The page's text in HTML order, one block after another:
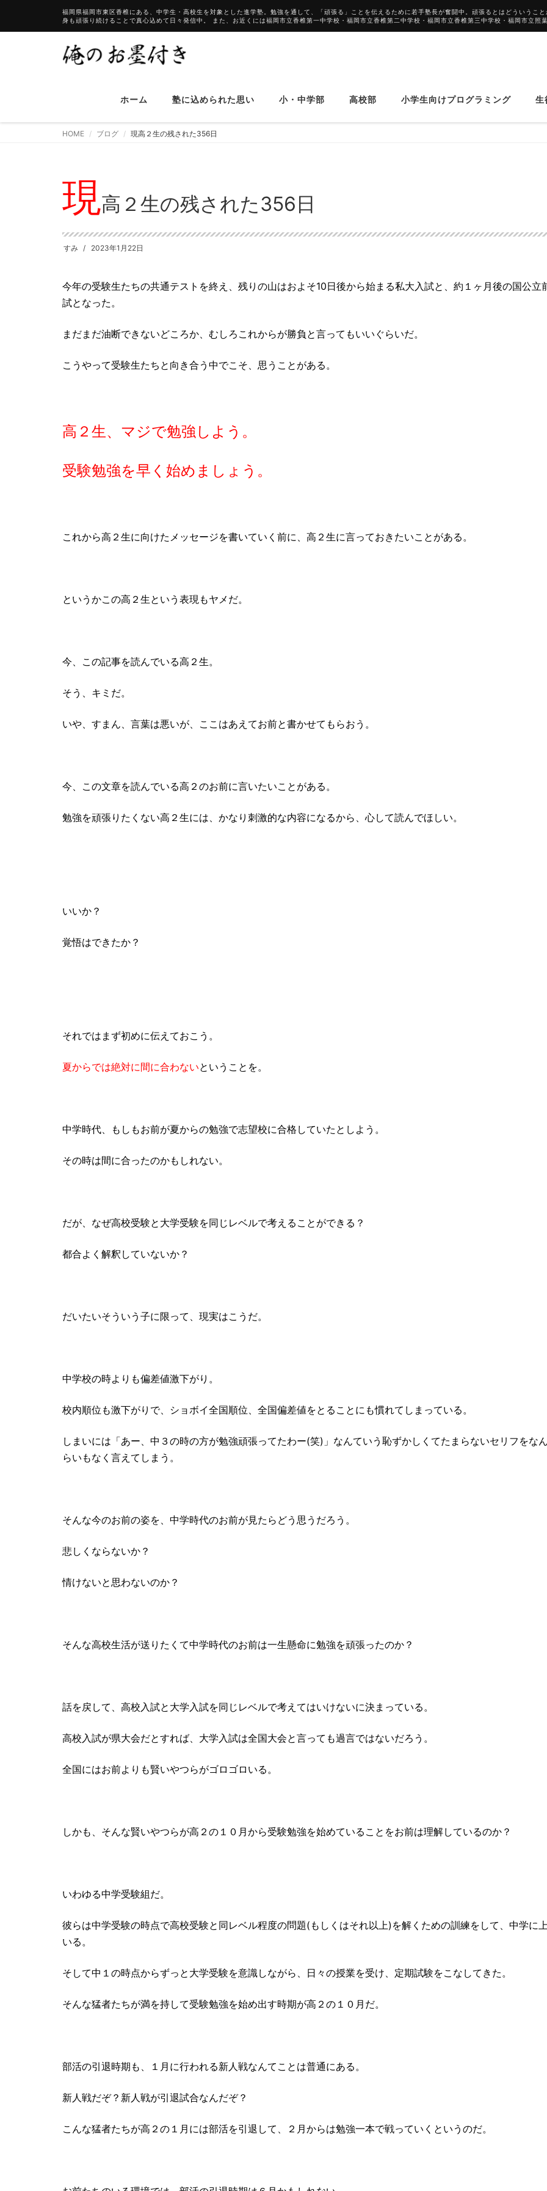
福岡県福岡市東区香椎にある、中学生・高校生を対象とした進学塾。勉強を通して、「頑張る」ことを伝えるために若手塾長が奮闘中。頑張るとはどういうこ
身も頑張り続けることで真心込めて日々発信中。 また、お近くには福岡市立香椎第一中学校・福岡市立香椎第二中学校・福岡市立香椎第三中学校・福岡市立
ホーム 塾に込められた思い 小・中学部 高校部 小学生向けプログラミング 生
HOME ブログ 現高２生の残された356日
現高２生の残された356日
すみ 2023年1月22日
今年の受験生たちの共通テストを終え、残りの山はおよそ10日後から始まる私大入試と、約１ヶ月後の国公立
試となった。
まだまだ油断できないどころか、むしろこれからが勝負と言ってもいいぐらいだ。
こうやって受験生たちと向き合う中でこそ、思うことがある。
高２生、マジで勉強しよう。
受験勉強を早く始めましょう。
これから高２生に向けたメッセージを書いていく前に、高２生に言っておきたいことがある。
というかこの高２生という表現もヤメだ。
今、この記事を読んでいる高２生。
そう、キミだ。
いや、すまん、言葉は悪いが、ここはあえてお前と書かせてもらおう。
今、この文章を読んでいる高２のお前に言いたいことがある。
勉強を頑張りたくない高２生には、かなり刺激的な内容になるから、心して読んでほしい。
いいか？
覚悟はできたか？
それではまず初めに伝えておこう。
夏からでは絶対に間に合わないということを。
中学時代、もしもお前が夏からの勉強で志望校に合格していたとしよう。
その時は間に合ったのかもしれない。
だが、なぜ高校受験と大学受験を同じレベルで考えることができる？
都合よく解釈していないか？
だいたいそういう子に限って、現実はこうだ。
中学校の時よりも偏差値激下がり。
校内順位も激下がりで、ショボイ全国順位、全国偏差値をとることにも慣れてしまっている。
しまいには「あー、中３の時の方が勉強頑張ってたわー(笑)」なんていう恥ずかしくてたまらないセリフをな
らいもなく言えてしまう。
そんな今のお前の姿を、中学時代のお前が見たらどう思うだろう。
悲しくならないか？
情けないと思わないのか？
そんな高校生活が送りたくて中学時代のお前は一生懸命に勉強を頑張ったのか？
話を戻して、高校入試と大学入試を同じレベルで考えてはいけないに決まっている。
高校入試が県大会だとすれば、大学入試は全国大会と言っても過言ではないだろう。
全国にはお前よりも賢いやつらがゴロゴロいる。
しかも、そんな賢いやつらが高２の１０月から受験勉強を始めていることをお前は理解しているのか？
いわゆる中学受験組だ。
彼らは中学受験の時点で高校受験と同レベル程度の問題(もしくはそれ以上)を解くための訓練をして、中学に
いる。
そして中１の時点からずっと大学受験を意識しながら、日々の授業を受け、定期試験をこなしてきた。
そんな猛者たちが満を持して受験勉強を始め出す時期が高２の１０月だ。
部活の引退時期も、１月に行われる新人戦なんてことは普通にある。
新人戦だぞ？新人戦が引退試合なんだぞ？
こんな猛者たちが高２の１月には部活を引退して、２月からは勉強一本で戦っていくというのだ。